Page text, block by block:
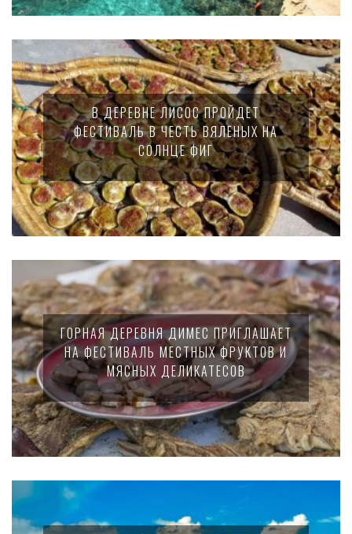
В ДЕРЕВНЕ ЛИСОС ПРОЙДЕТ
ФЕСТИВАЛЬ В ЧЕСТЬ ВЯЛЕНЫХ НА
СОЛНЦЕ ФИГ
ГОРНАЯ ДЕРЕВНЯ ДИМЕС ПРИГЛАШАЕТ
НА ФЕСТИВАЛЬ МЕСТНЫХ ФРУКТОВ И
МЯСНЫХ ДЕЛИКАТЕСОВ